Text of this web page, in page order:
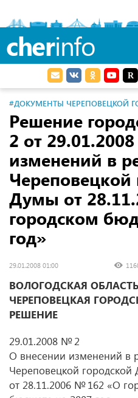
cherinfo
#ДОКУМЕНТЫ ЧЕРЕПОВЕЦКОЙ
Решение
2 от
изменений в
Череповецкой
Думы от
городском
год»
29.01.2008 01:00
ВОЛОГОДСКАЯ ОБЛАСТЬ
ЧЕРЕПОВЕЦКАЯ
РЕШЕНИЕ
29.01.2008 № 2
О внесении изменений в
Череповецкой городской
от 28.11.2006 № 162 «О